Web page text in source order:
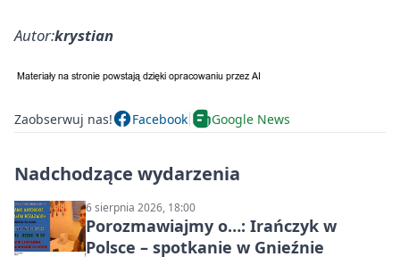
Autor:krystian
Zaobserwuj nas! Facebook Google News
Nadchodzące wydarzenia
6 sierpnia 2026, 18:00
Porozmawiajmy o…: Irańczyk w
Polsce – spotkanie w Gnieźnie